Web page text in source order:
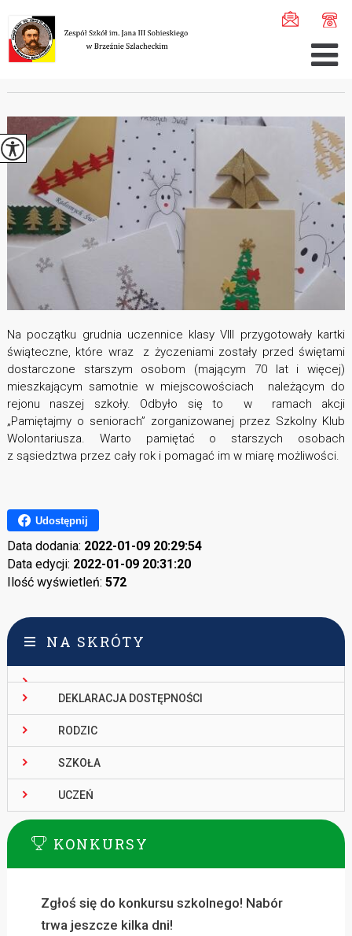
Pamiętajmy o senior ...
PAMIĘTAJMY O SENIORACH
Na początku grudnia uczennice klasy VIII przygotowały kartki
świąteczne, które wraz z życzeniami zostały przed świętami
dostarczone starszym osobom (mającym 70 lat i więcej)
mieszkającym samotnie w miejscowościach należącym do
rejonu naszej szkoły. Odbyło się to w ramach akcji
„Pamiętajmy o seniorach” zorganizowanej przez Szkolny Klub
Wolontariusza. Warto pamiętać o starszych osobach
z sąsiedztwa przez cały rok i pomagać im w miarę możliwości.
Udostępnij
Data dodania: 2022-01-09 20:29:54
Data edycji: 2022-01-09 20:31:20
Ilość wyświetleń: 572
NA SKRÓTY
DEKLARACJA DOSTĘPNOŚCI
RODZIC
SZKOŁA
UCZEŃ
KONKURSY
Zgłoś się do konkursu szkolnego! Nabór
trwa jeszcze kilka dni!